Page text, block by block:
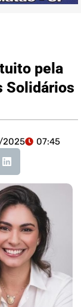
pela
Solidários
2025 07:45